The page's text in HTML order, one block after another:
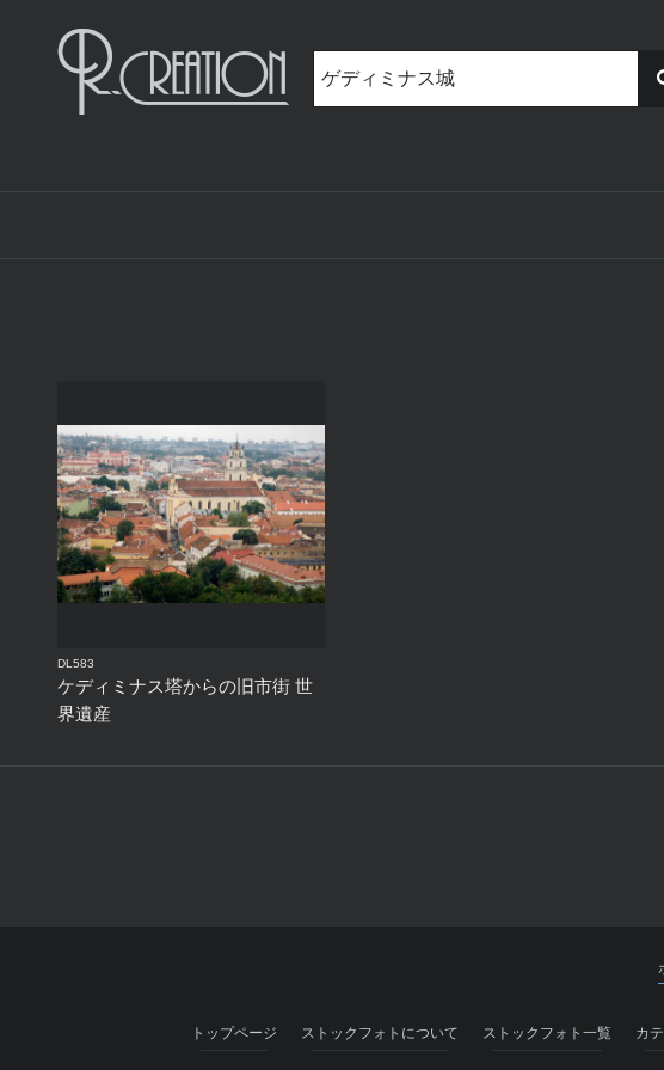
DL583
ケディミナス塔からの旧市街 世
界遺産
トップページ ストックフォトについて ストックフォト一覧 カ